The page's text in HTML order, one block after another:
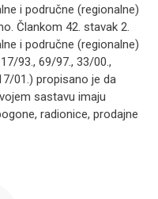
i područne (regionalne)
Člankom 42. stavak 2.
i područne (regionalne)
93., 69/97., 33/00.,
01.) propisano je da
sastavu imaju
radionice, prodajne